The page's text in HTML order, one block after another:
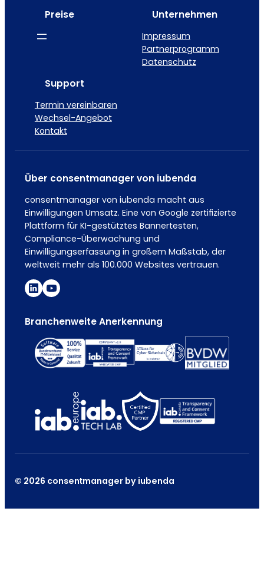
Preise Unternehmen
Impressum
Partnerprogramm
Datenschutz
Support
Termin vereinbaren
Wechsel-Angebot
Kontakt
Über consentmanager von iubenda
consentmanager von iubenda macht aus
Einwilligungen Umsatz. Eine von Google zertifizierte
Plattform für KI-gestütztes Bannertesten,
Compliance-Überwachung und
Einwilligungserfassung in großem Maßstab, der
weltweit mehr als 100.000 Websites vertrauen.
Branchenweite Anerkennung
© 2026 consentmanager by iubenda